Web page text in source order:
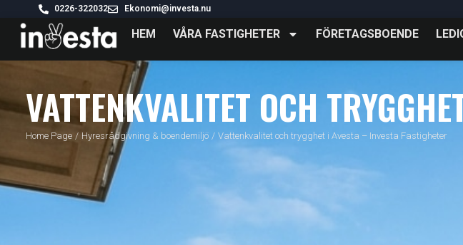
0226-322032 Ekonomi@investa.nu
HEM VÅRA FASTIGHETER FÖRETAGSBOENDE
VATTENKVALITET OCH
Home Page / Hyresrådgivning & boendemiljö / Vattenkvalitet och trygghet i Avesta – Investa Fastigheter